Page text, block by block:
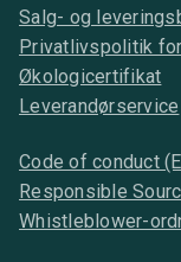
Salg- og
Privatlivspolitik
Økologicertifikat
Leverandørservice
Code of conduct
Responsible
Whistleblower-